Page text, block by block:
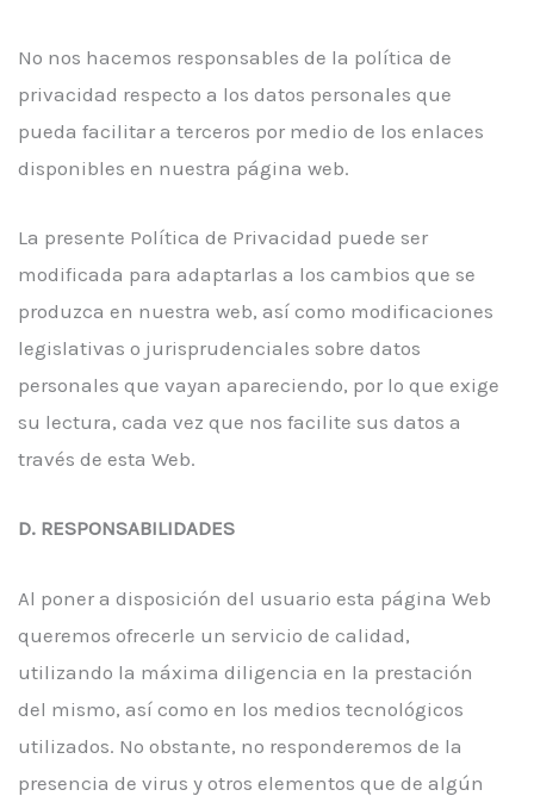
No nos hacemos responsables de la política de
privacidad respecto a los datos personales que
pueda facilitar a terceros por medio de los enlaces
disponibles en nuestra página web.
La presente Política de Privacidad puede ser
modificada para adaptarlas a los cambios que se
produzca en nuestra web, así como modificaciones
legislativas o jurisprudenciales sobre datos
personales que vayan apareciendo, por lo que exige
su lectura, cada vez que nos facilite sus datos a
través de esta Web.
D. RESPONSABILIDADES
Al poner a disposición del usuario esta página Web
queremos ofrecerle un servicio de calidad,
utilizando la máxima diligencia en la prestación
del mismo, así como en los medios tecnológicos
utilizados. No obstante, no responderemos de la
presencia de virus y otros elementos que de algún